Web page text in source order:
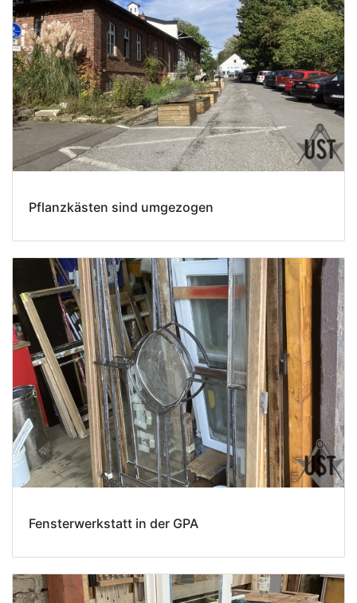
Pflanzkästen sind umgezogen
Fensterwerkstatt in der GPA